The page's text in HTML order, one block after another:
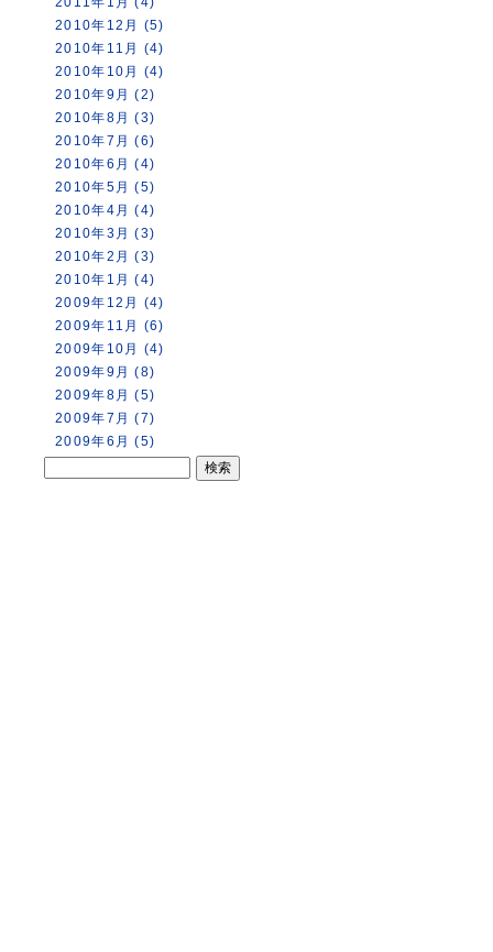
2010年12月 (5)
2010年11月 (4)
2010年10月 (4)
2010年9月 (2)
2010年8月 (3)
2010年7月 (6)
2010年6月 (4)
2010年5月 (5)
2010年4月 (4)
2010年3月 (3)
2010年2月 (3)
2010年1月 (4)
2009年12月 (4)
2009年11月 (6)
2009年10月 (4)
2009年9月 (8)
2009年8月 (5)
2009年7月 (7)
2009年6月 (5)